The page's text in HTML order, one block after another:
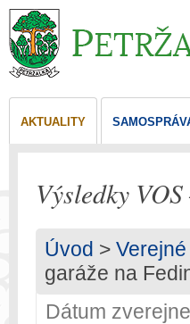
AKTUALITY
Výsledky
Úvod >
garáže na
Dátum